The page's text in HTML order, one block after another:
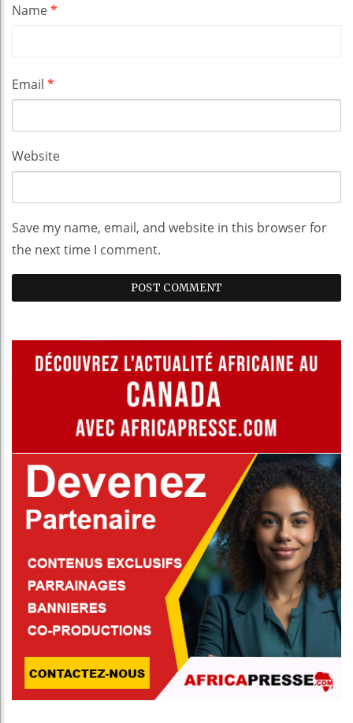
Name*
Email *
Website
Save my name, email, and website in this browser for
the next time I comment.